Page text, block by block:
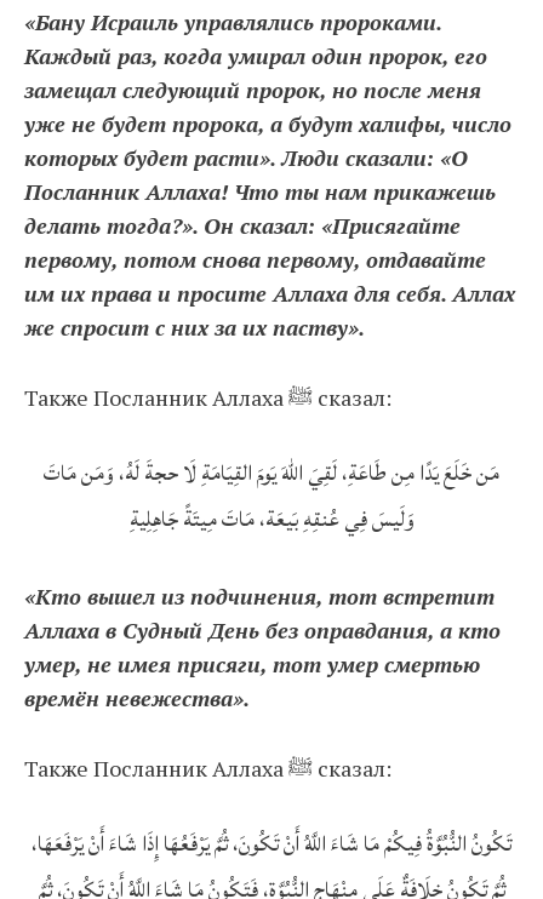
«Бану Исраиль управлялись пророками.
Каждый раз, когда умирал один пророк, его
замещал следующий пророк, но после меня
уже не будет пророка, а будут халифы, число
которых будет расти». Люди сказали: «О
Посланник Аллаха! Что ты нам прикажешь
делать тогда?». Он сказал: «Присягайте
первому, потом снова первому, отдавайте
им их права и просите Аллаха для себя. Аллах
же спросит с них за их паству».
Также Посланник Аллаха ﷺ сказал:
مَن خَلَعَ يَدًا مِن طَاعَةِ، لَقِيَ اللهَ يَومَ القِيَامَةِ لَا حجةَ لَهُ، وَمَن مَاتَ
وَلَيسَ فِي عُنقِهِ بَيعَة، مَاتَ مِيتَةً جَاهِلِيةِ
«Кто вышел из подчинения, тот встретит
Аллаха в Судный День без оправдания, а кто
умер, не имея присяги, тот умер смертью
времён невежества».
Также Посланник Аллаха ﷺ сказал:
تَكُونُ النُّبُوَّةُ فِيكُمْ مَا شَاءَ اللَّهُ أَنْ تَكُونَ، ثُمَّ يَرْفَعُهَا إِذَا شَاءَ أَنْ يَرْفَعَهَا،
ثُمَّ تَكُونُ خِلَافَةٌ عَلَى مِنْهَاجِ النُّبُوَّةِ، فَتَكُونُ مَا شَاءَ اللَّهُ أَنْ تَكُونَ، ثُمَّ